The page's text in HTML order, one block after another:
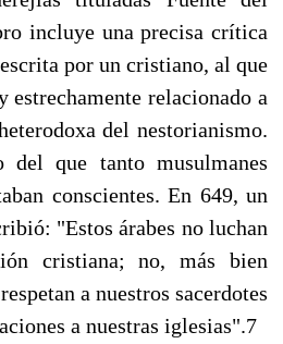
incluye una precisa crítica
por un cristiano, al que
estrechamente relacionado a
del nestorianismo.
del que tanto musulmanes
conscientes. En 649, un
"Estos árabes no luchan
cristiana; no, más bien
a nuestros sacerdotes
a nuestras iglesias".7